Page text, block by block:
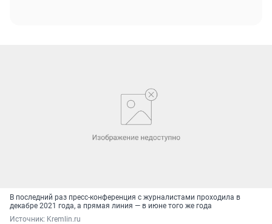
В последний раз пресс-конференция с журналистами проходила в
декабре 2021 года, а прямая линия — в июне того же года
Источник: Kremlin.ru